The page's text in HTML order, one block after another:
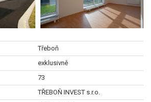
Třeboň
exklusivně
73
TŘEBOŇ INVEST s.r.o.